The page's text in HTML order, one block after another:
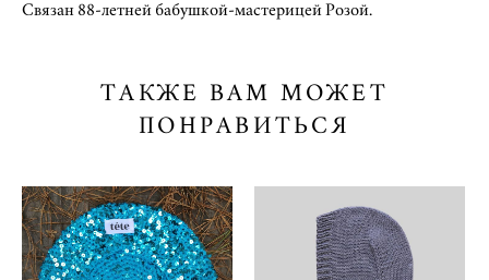
Связан 88-летней бабушкой-мастерицей Розой.
ТАКЖЕ ВАМ МОЖЕТ
ПОНРАВИТЬСЯ